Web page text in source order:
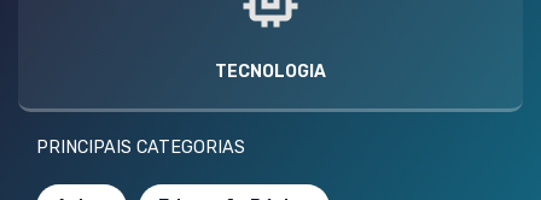
TECNOLOGIA
PRINCIPAIS CATEGORIAS